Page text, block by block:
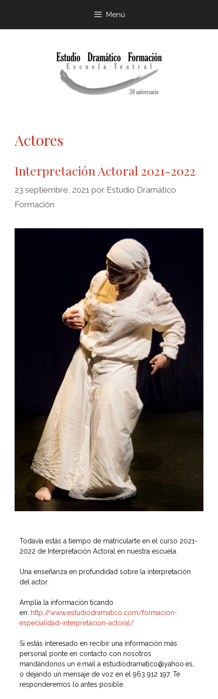
Menú
Actores
Interpretación Actoral 2021-2022
23 septiembre, 2021 por Estudio Dramático
Formación
Todavía estás a tiempo de matricularte en el curso 2021-
2022 de Interpretación Actoral en nuestra escuela.
Una enseñanza en profundidad sobre la interpretación
del actor.
Amplía la información ticando
en: http://www.estudiodramatico.com/formacion-
especialidad-interpretacion-actoral/
Si estás interesado en recibir una información más
personal ponte en contacto con nosotros
mandándonos un e.mail a estudiodramatico@yahoo.es,
o dejando un mensaje de voz en el 963 912 197. Te
responderemos lo antes posible.